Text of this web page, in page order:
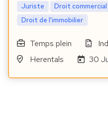
Juriste
Droit
Droit de l'immobilier
Temps plein
Herentals
30